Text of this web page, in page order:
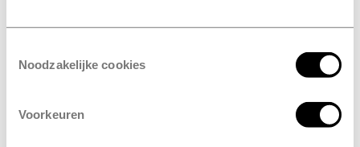
Noodzakelijke cookies
Voorkeuren